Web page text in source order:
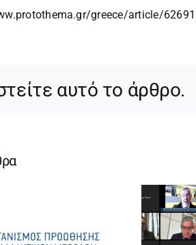
greece/article/
αυτό το άρθρο.